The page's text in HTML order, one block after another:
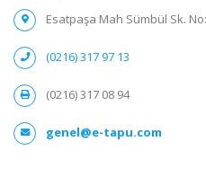
Esatpaşa Mah Sümbül Sk.
(0216) 317 97 13
(0216) 317 08 94
genel@e-tapu.com